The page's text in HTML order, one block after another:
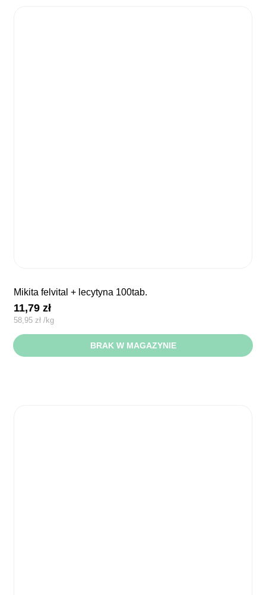
mikita felvital + lecytyna 100tab.
11,79zł
58,95 zł /kg
BRAK W MAGAZYNIE